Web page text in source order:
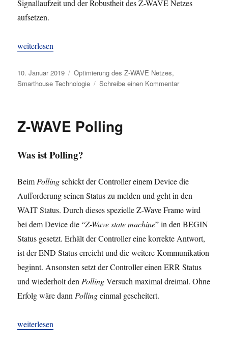
Signallaufzeit und der Robustheit des Z-WAVE Netzes
aufsetzen.
„Z-WAVE Monitoring und Optimierung“
weiterlesen
Veröffentlicht
am
10. Januar 2019 Kategorien
Optimierung des Z-WAVE Netzes,
Smarthouse Technologie
Schreibe einen Kommentarzu
Z-WAVE Polling
Was ist Polling?
BeimPollingschickt der Controller einem Device die
Aufforderung seinen Status zu melden und geht in den
WAIT Status. Durch dieses spezielle Z-Wave Frame wird
bei dem Device die “Z-Wave state machine” in den BEGIN
Status gesetzt. Erhält der Controller eine korrekte Antwort,
ist der END Status erreicht und die weitere Kommunikation
beginnt. Ansonsten setzt der Controller einen ERR Status
und wiederholt denPollingVersuch maximal dreimal. Ohne
Erfolg wäre dannPollingeinmal gescheitert.
„Z-WAVE Polling“
weiterlesen